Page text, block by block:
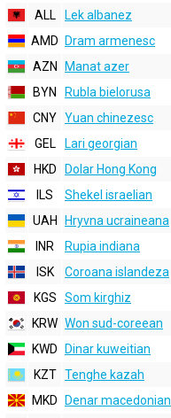
ALL Lek albanez
AMD
Dram armenesc
AZN
Manat azer
BYN
Rubla bielorusa
CNY Yuan chinezesc
GEL
Lari georgian
HKD
Dolar Hong Kong
ILS
Shekel israelian
UAH
Hryvna ucraineana
INR
Rupia indiana
ISK
Coroana islandeza
KGS
Som kirghiz
KRW Won sud-coreean
KWD
Dinar kuweitian
KZT Tenghe kazah
MKD
Denar macedonian